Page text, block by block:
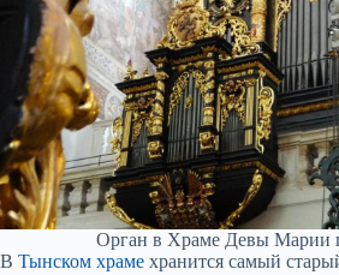
Орган в Храме Девы Марии
В Тынском храме хранится самый